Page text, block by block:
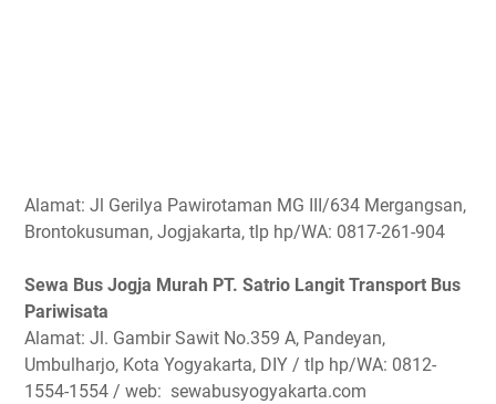
Alamat: Jl Gerilya Pawirotaman MG III/634 Mergangsan,
Brontokusuman, Jogjakarta, tlp hp/WA: 0817-261-904
Sewa Bus Jogja Murah PT. Satrio Langit Transport Bus
Pariwisata
Alamat: Jl. Gambir Sawit No.359 A, Pandeyan,
Umbulharjo, Kota Yogyakarta, DIY / tlp hp/WA: 0812-
1554-1554 / web: sewabusyogyakarta.com